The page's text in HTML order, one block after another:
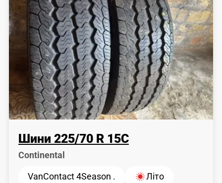
Шини 225/70 R 15C
Continental
VanContact 4Season . Літо